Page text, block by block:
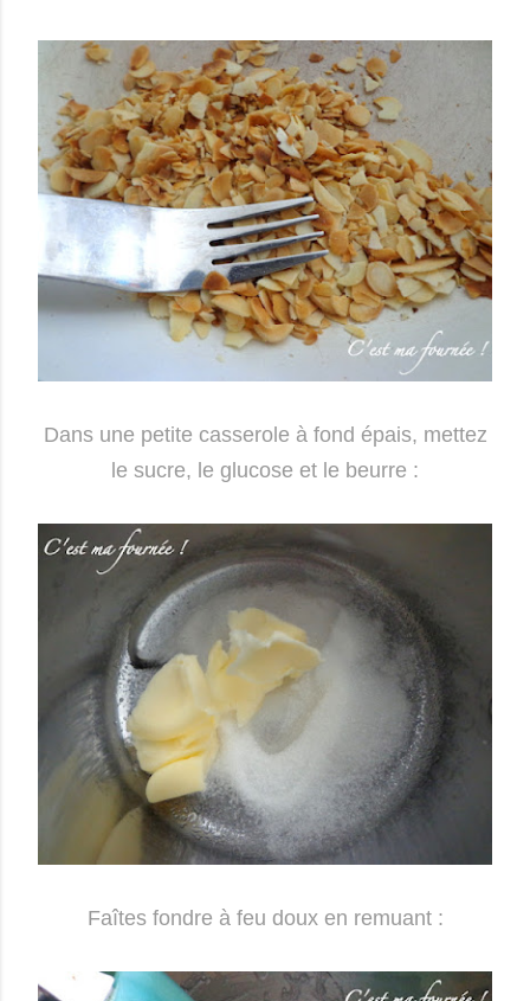
Dans une petite casserole à fond épais, mettez
le sucre, le glucose et le beurre :
Faîtes fondre à feu doux en remuant :